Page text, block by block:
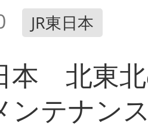
JR東日本
本 北東
ンテナン